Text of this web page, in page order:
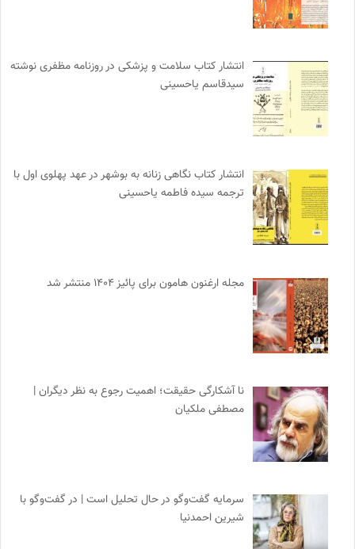
انتشار کتاب سلامت و پزشکی در روزنامه مظفری نوشته
سیدقاسم یاحسینی
انتشار کتاب نگاهی زنانه به بوشهر در عهد پهلوی اول با
ترجمه سیده فاطمه یاحسینی
مجله ارغنون هامون برای پائیز ۱۴۰۴ منتشر شد
نا آشکارگی حقیقت؛ اهمیت رجوع به نظر دیگران |
مصطفی ملکیان
سرمایه گفت‌وگو در حال تحلیل است | در گفت‌وگو با
شیرین احمدنیا